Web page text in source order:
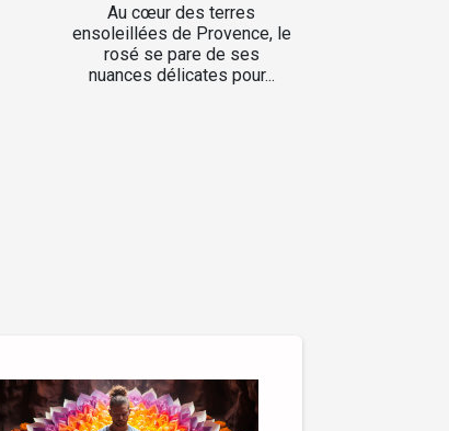
Au cœur des terres
ensoleillées de Provence, le
rosé se pare de ses
nuances délicates pour...